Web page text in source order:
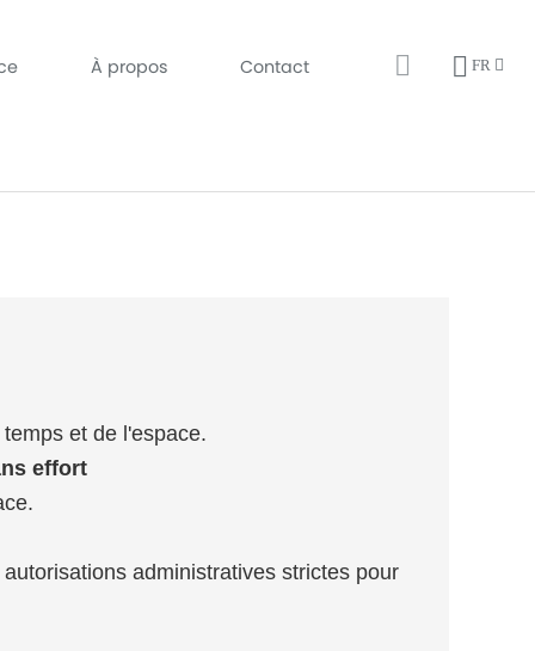
À propos Contact FR
et de l'espace.
effort
administratives strictes pour